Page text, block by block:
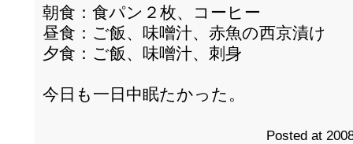
朝食：食パン２枚、コーヒー
昼食：ご飯、味噌汁、赤魚の西京漬け
夕食：ご飯、味噌汁、刺身
今日も一日中眠たかった。
Posted at